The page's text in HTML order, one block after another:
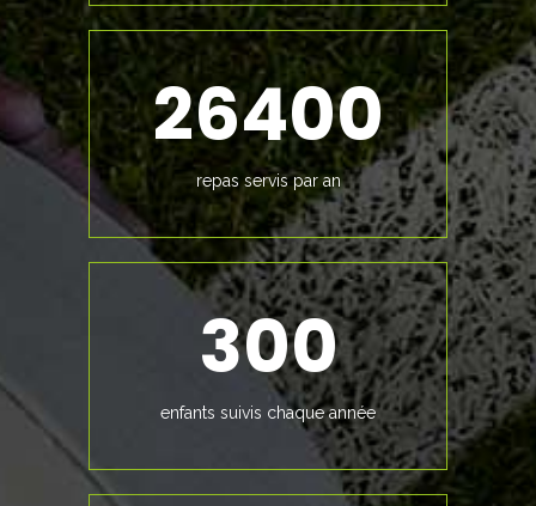
26400
repas servis par an
300
enfants suivis chaque année